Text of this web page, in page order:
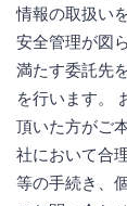
情報の取扱い
安全管理が図
満たす委託先
を行います。
頂いた方がご
社において合
等の手続き、